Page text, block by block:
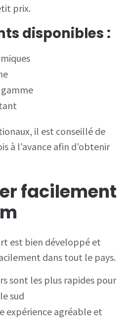
prix.
disponibles :
il est conseillé de
à l’avance afin d’obtenir
facilement
est bien développé et
dans tout le pays.
sont les plus rapides pour
sud
expérience agréable et